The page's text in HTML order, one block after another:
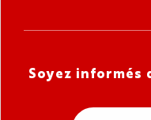
Soyez informés